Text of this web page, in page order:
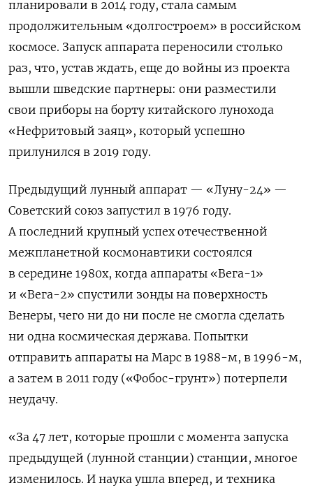
планировали в 2014 году, стала самым
продолжительным «долгостроем» в российском
космосе. Запуск аппарата переносили столько
раз, что, устав ждать, еще до войны из проекта
вышли шведские партнеры: они разместили
свои приборы на борту китайского лунохода
«Нефритовый заяц», который успешно
прилунился в 2019 году.
Предыдущий лунный аппарат — «Луну-24» —
Советский союз запустил в 1976 году.
А последний крупный успех отечественной
межпланетной космонавтики состоялся
в середине 1980х, когда аппараты «Вега-1»
и «Вега-2» спустили зонды на поверхность
Венеры, чего ни до ни после не смогла сделать
ни одна космическая держава. Попытки
отправить аппараты на Марс в 1988-м, в 1996-м,
а затем в 2011 году («Фобос-грунт») потерпели
неудачу.
«За 47 лет, которые прошли с момента запуска
предыдущей (лунной станции) станции, многое
изменилось. И наука ушла вперед, и техника